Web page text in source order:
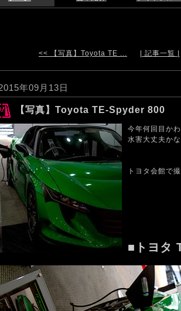
<< 【写真】Toyota TE ... | 記事一覧 |
年09月13日
【写真】Toyota TE-Spyder 800
今年何回目か
水害大丈夫かな
トヨタ会館で
■トヨタ